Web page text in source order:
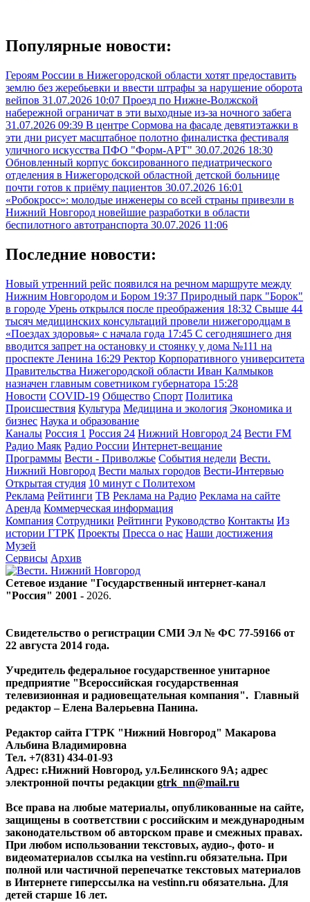
Популярные новости:
Героям России в Нижегородской области хотят предоставить
землю без жеребьевки и ввести штрафы за нарушение оборота
вейпов 31.07.2026 10:07 Проезд по Нижне-Волжской
набережной ограничат в эти выходные из-за ночного забега
31.07.2026 09:39 В центре Сормова на фасаде девятиэтажки в
эти дни рисует масштабное полотно финалистка фестиваля
уличного искусства ПФО "Форм-АРТ" 30.07.2026 18:30
Обновленный корпус боксированного педиатрического
отделения в Нижегородской областной детской больнице
почти готов к приёму пациентов 30.07.2026 16:01
«Робокросс»: молодые инженеры со всей страны привезли в
Нижний Новгород новейшие разработки в области
беспилотного автотранспорта 30.07.2026 11:06
Последние новости:
Новый утренний рейс появился на речном маршруте между
Нижним Новгородом и Бором 19:37 Природный парк "Борок"
в городе Урень открылся после преображения 18:32 Свыше 44
тысяч медицинских консультаций провели нижегородцам в
«Поездах здоровья» с начала года 17:45 С сегодняшнего дня
вводится запрет на остановку и стоянку у дома №111 на
проспекте Ленина 16:29 Ректор Корпоративного университета
Правительства Нижегородской области Иван Калмыков
назначен главным советником губернатора 15:28
Новости COVID-19 Общество Спорт Политика
Происшествия Культура Медицина и экология Экономика и
бизнес Наука и образование
Каналы Россия 1 Россия 24 Нижний Новгород 24 Вести FM
Радио Маяк Радио России Интернет-вещание
Программы Вести - Приволжье События недели Вести.
Нижний Новгород Вести малых городов Вести-Интервью
Открытая студия 10 минут с Политехом
Реклама Рейтинги ТВ Реклама на Радио Реклама на сайте
Аренда Коммерческая информация
Компания Сотрудники Рейтинги Руководство Контакты Из
истории ГТРК Проекты Пресса о нас Наши достижения
Музей
Сервисы Архив
Сетевое издание "Государственный интернет-канал
"Россия" 2001 - 2026.
Свидетельство о регистрации СМИ Эл № ФС 77-59166 от
22 августа 2014 года.
Учредитель федеральное государственное унитарное
предприятие "Всероссийская государственная
телевизионная и радиовещательная компания". Главный
редактор – Елена Валерьевна Панина.
Редактор сайта ГТРК "Нижний Новгород" Макарова
Альбина Владимировна
Тел. +7(831) 434-01-93
Адрес: г.Нижний Новгород, ул.Белинского 9А; адрес
электронной почты редакции gtrk_nn@mail.ru
Все права на любые материалы, опубликованные на сайте,
защищены в соответствии с российским и международным
законодательством об авторском праве и смежных правах.
При любом использовании текстовых, аудио-, фото- и
видеоматериалов ссылка на vestinn.ru обязательна. При
полной или частичной перепечатке текстовых материалов
в Интернете гиперссылка на vestinn.ru обязательна. Для
детей старше 16 лет.